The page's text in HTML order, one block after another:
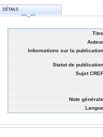
DÉTAILS
Informations sur la
Statut de
Sujet
Note